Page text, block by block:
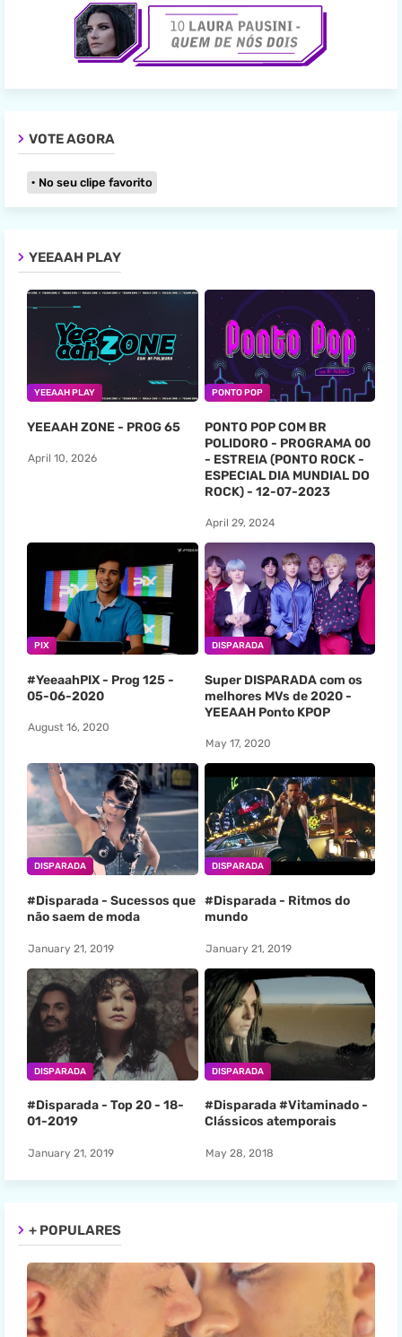
VOTE AGORA
No seu clipe favorito
YEEAAH PLAY
YEEAAH PLAY
YEEAAH ZONE - PROG 65
April 10, 2026
PONTO POP
PONTO POP COM BR
POLIDORO - PROGRAMA 00
- ESTREIA (PONTO ROCK -
ESPECIAL DIA MUNDIAL DO
ROCK) - 12-07-2023
April 29, 2024
PIX
#YeeaahPIX - Prog 125 -
05-06-2020
August 16, 2020
DISPARADA
Super DISPARADA com os
melhores MVs de 2020 -
YEEAAH Ponto KPOP
May 17, 2020
DISPARADA
#Disparada - Sucessos que
não saem de moda
January 21, 2019
DISPARADA
#Disparada - Ritmos do
mundo
January 21, 2019
DISPARADA
#Disparada - Top 20 - 18-
01-2019
January 21, 2019
DISPARADA
#Disparada #Vitaminado -
Clássicos atemporais
May 28, 2018
+ POPULARES